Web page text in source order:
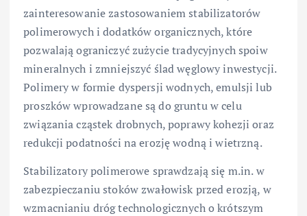
zainteresowanie zastosowaniem stabilizatorów
polimerowych i dodatków organicznych, które
pozwalają ograniczyć zużycie tradycyjnych spoiw
mineralnych i zmniejszyć ślad węglowy inwestycji.
Polimery w formie dyspersji wodnych, emulsji lub
proszków wprowadzane są do gruntu w celu
związania cząstek drobnych, poprawy kohezji oraz
redukcji podatności na erozję wodną i wietrzną.
Stabilizatory polimerowe sprawdzają się m.in. w
zabezpieczaniu stoków zwałowisk przed erozją, w
wzmacnianiu dróg technologicznych o krótszym